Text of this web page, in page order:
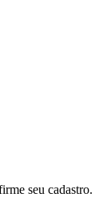
seu cadastro.